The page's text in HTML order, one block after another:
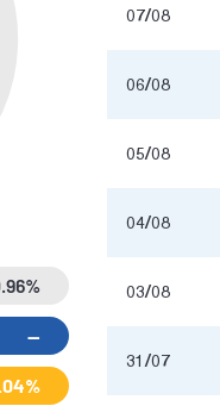
--
07/08
06/08
05/08
04/08
03/08
31/07